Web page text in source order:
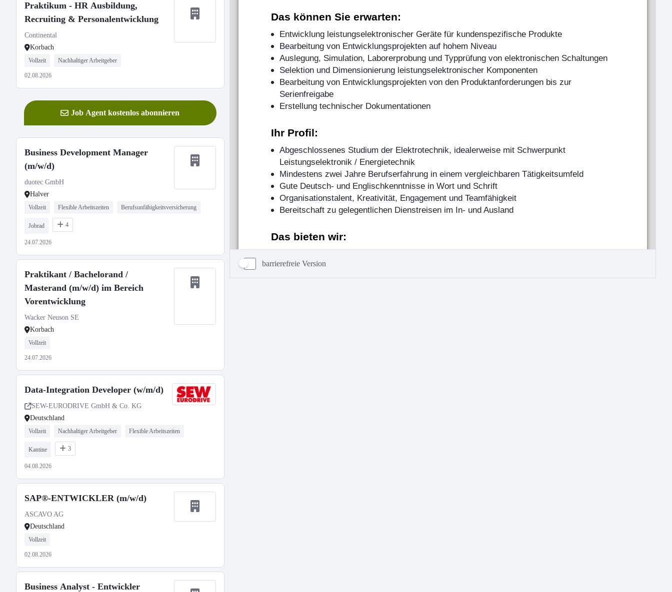
Praktikum - HR Ausbildung,
Recruiting & Personalentwicklung
Continental
Korbach
Vollzeit Nachhaltiger Arbeitgeber
02.08.2026
Job Agent kostenlos abonnieren
Business Development Manager
(m/w/d)
duotec GmbH
Halver
Vollzeit Flexible Arbeitszeiten Berufsunfähigkeitsversicherung
Jobrad 4
24.07.2026
Praktikant / Bachelorand /
Masterand (m/w/d) im Bereich
Vorentwicklung
Wacker Neuson SE
Korbach
Vollzeit
24.07.2026
Data-Integration Developer (w/m/d)
SEW-EURODRIVE GmbH & Co. KG
Deutschland
Vollzeit Nachhaltiger Arbeitgeber Flexible Arbeitszeiten
Kantine 3
04.08.2026
SAP®-ENTWICKLER (m/w/d)
ASCAVO AG
Deutschland
Vollzeit
02.08.2026
Business Analyst - Entwickler
barrierefreie Version